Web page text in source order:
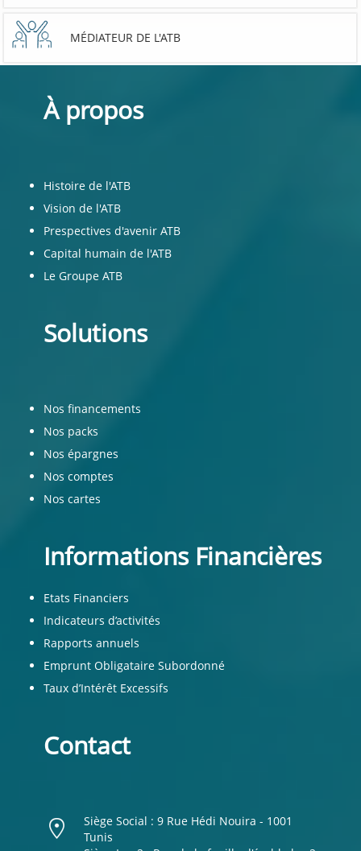
MÉDIATEUR DE L'ATB
À propos
Histoire de l'ATB
Vision de l'ATB
Prespectives d'avenir ATB
Capital humain de l'ATB
Le Groupe ATB
Solutions
Nos financements
Nos packs
Nos épargnes
Nos comptes
Nos cartes
Informations Financières
Etats Financiers
Indicateurs d’activités
Rapports annuels
Emprunt Obligataire Subordonné
Taux d’Intérêt Excessifs
Contact
Siège Social : 9 Rue Hédi Nouira - 1001
Tunis